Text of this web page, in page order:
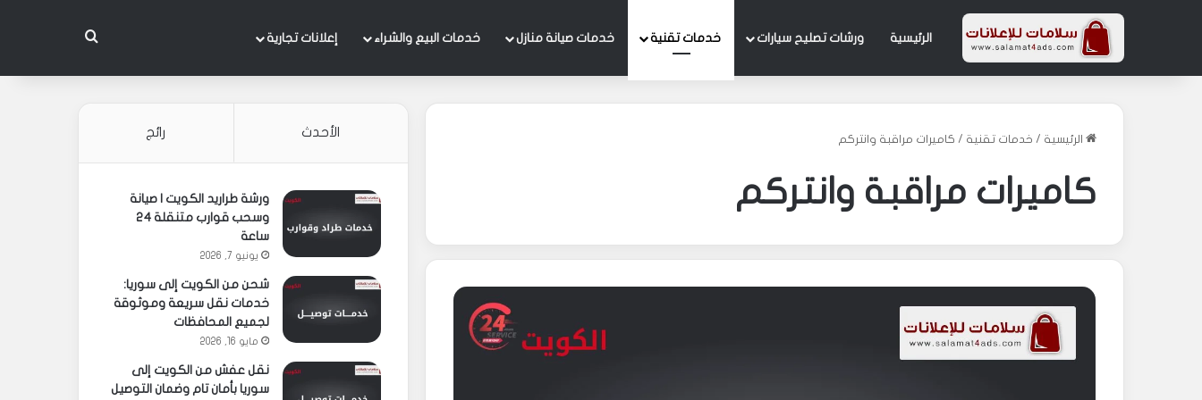
الرئيسية ورشات تصليح سيارات خدمات تقنية خدمات صيانة منازل خدمات البيع والشراء إعلانات تجارية بحث عن
الرئيسية / خدمات تقنية / كاميرات مراقبة وانتركم
كاميرات مراقبة وانتركم
الأحدث رائج
ورشة طراريد الكويت | صيانة
وسحب قوارب متنقلة 24
ساعة
يونيو 7, 2026
شحن من الكويت إلى سوريا:
خدمات نقل سريعة وموثوقة
لجميع المحافظات
مايو 16, 2026
نقل عفش من الكويت إلى
سوريا بأمان تام وضمان التوصيل